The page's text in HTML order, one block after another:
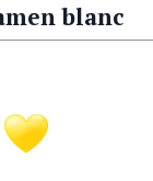
blanc